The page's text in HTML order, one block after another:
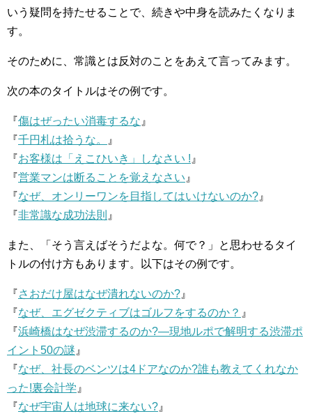
いう疑問を持たせることで、続きや中身を読みたくなりま
す。
そのために、常識とは反対のことをあえて言ってみます。
次の本のタイトルはその例です。
『傷はぜったい消毒するな 』
『千円札は拾うな。
』
『お客様は「えこひいき」しなさい ! 』
『営業マンは断ることを覚えなさい 』
『なぜ、オンリーワンを目指してはいけないのか? 』
『非常識な成功法則 』
また、「そう言えばそうだよな。何で？」と思わせるタイ
トルの付け方もあります。以下はその例です。
『さおだけ屋はなぜ潰れないのか? 』
『なぜ、エグゼクティブはゴルフをするのか？ 』
『浜崎橋はなぜ渋滞するのか?―現地ルポで解明する渋滞ポ
イント50の謎 』
『なぜ、社長のベンツは4ドアなのか?誰も教えてくれなか
った!裏会計学 』
『なぜ宇宙人は地球に来ない? 』